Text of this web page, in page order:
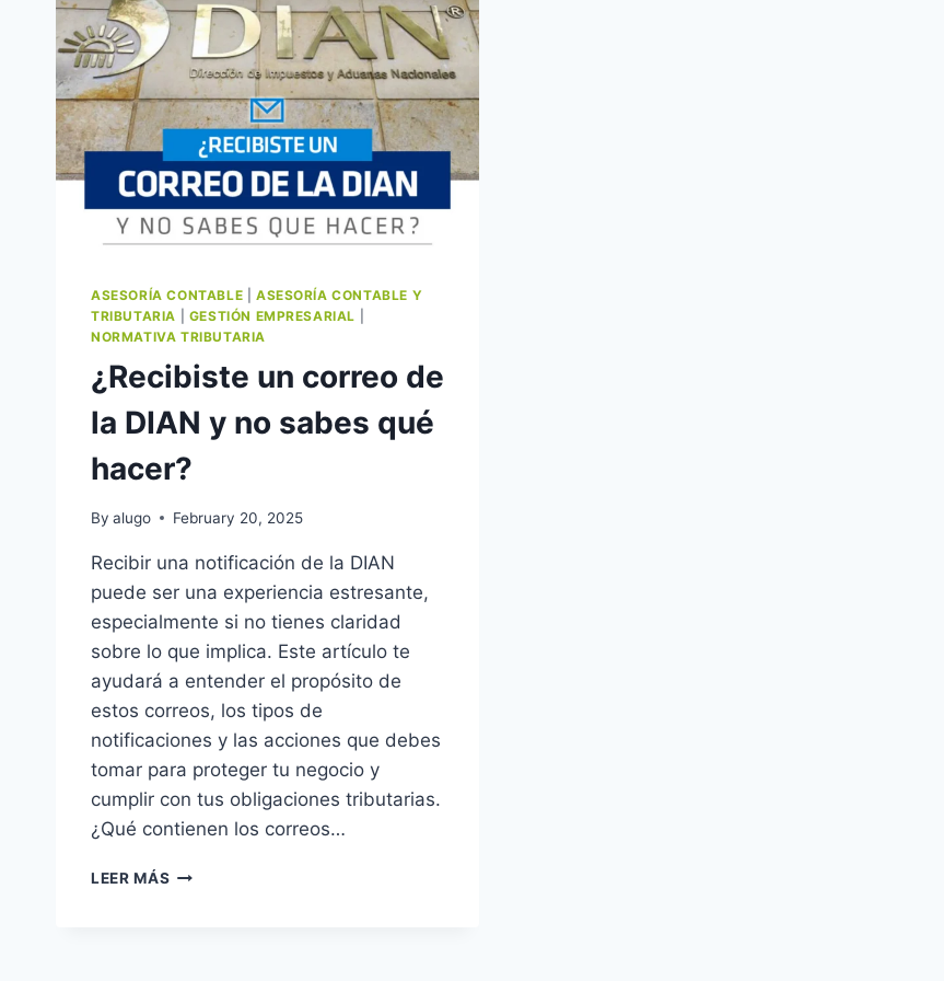
ASESORÍA CONTABLE
ASESORÍA CONTABLE Y
TRIBUTARIA
GESTIÓN EMPRESARIAL
NORMATIVA TRIBUTARIA
¿Recibiste un correo de
la DIAN y no sabes qué
hacer?
By alugo February 20, 2025
Recibir una notificación de la DIAN
puede ser una experiencia estresante,
especialmente si no tienes claridad
sobre lo que implica. Este artículo te
ayudará a entender el propósito de
estos correos, los tipos de
notificaciones y las acciones que debes
tomar para proteger tu negocio y
cumplir con tus obligaciones tributarias.
¿Qué contienen los correos…
LEER MÁS ¿RECIBISTE